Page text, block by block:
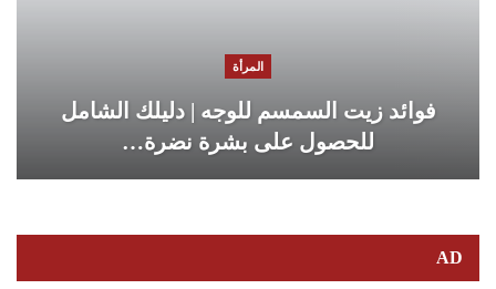
المرأة
فوائد زيت السمسم للوجه | دليلك الشامل
للحصول على بشرة نضرة…
AD